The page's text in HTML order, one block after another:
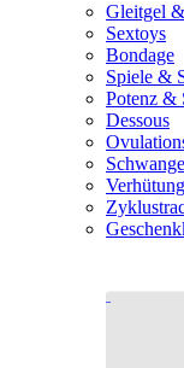
Gleitgel
Sextoys
Bondage
Spiele &
Potenz &
Dessous